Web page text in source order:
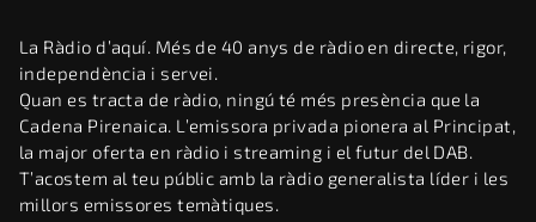
La Ràdio d’aquí. Més de 40 anys de ràdio en directe, rigor,
independència i servei.
Quan es tracta de ràdio, ningú té més presència que la
Cadena Pirenaica. L’emissora privada pionera al Principat,
la major oferta en ràdio i streaming i el futur del DAB.
T’acostem al teu públic amb la ràdio generalista líder i les
millors emissores temàtiques.